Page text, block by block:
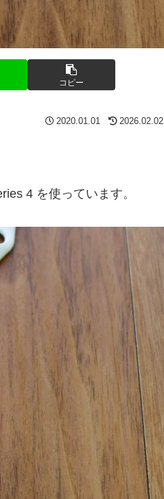
コピー
2020.01.01 2026.02.02
4 を使っています。